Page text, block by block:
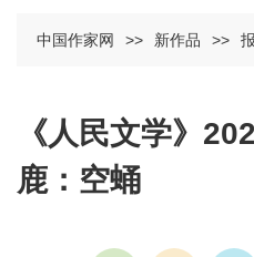
中国作家网 >> 新作品 >>
《人民文学》
鹿：空蛹